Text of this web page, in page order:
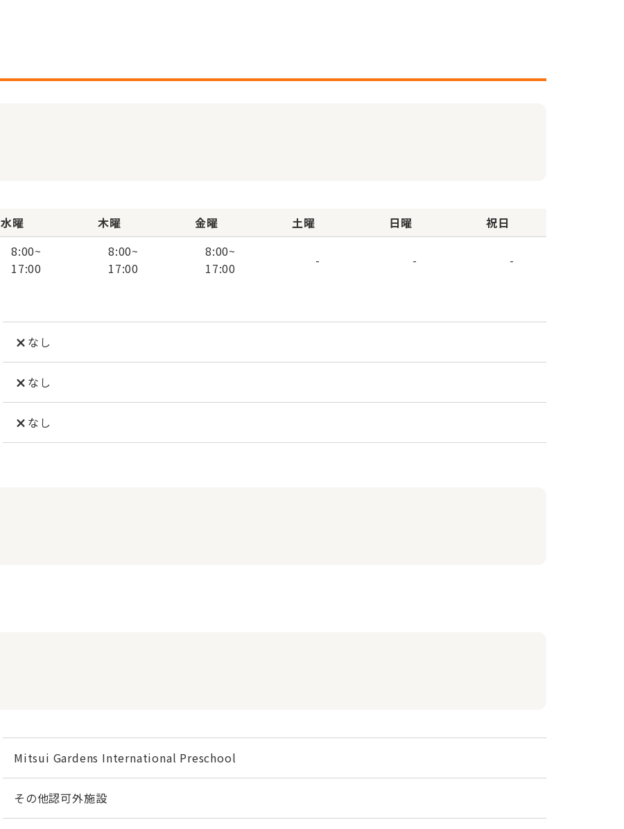
水曜
8:00~
17:00
木曜
8:00~
17:00
金曜
8:00~
17:00
土曜
-
日曜
-
祝日
-
なし
なし
なし
Mitsui Gardens International Preschool
その他認可外施設